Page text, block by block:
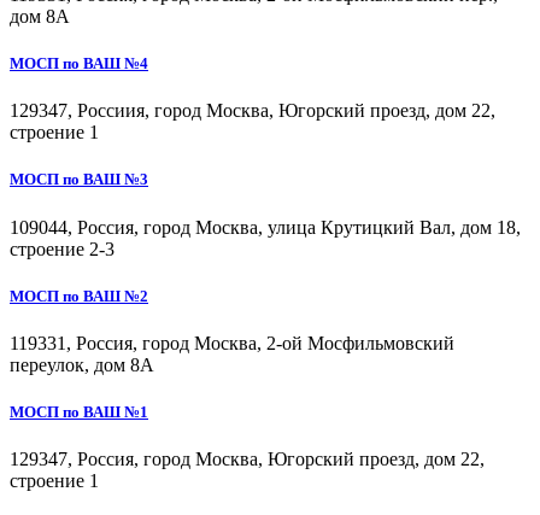
дом 8А
МОСП по ВАШ №4
129347, Россиия, город Москва, Югорский проезд, дом 22,
строение 1
МОСП по ВАШ №3
109044, Россия, город Москва, улица Крутицкий Вал, дом 18,
строение 2-3
МОСП по ВАШ №2
119331, Россия, город Москва, 2-ой Мосфильмовский
переулок, дом 8А
МОСП по ВАШ №1
129347, Россия, город Москва, Югорский проезд, дом 22,
строение 1